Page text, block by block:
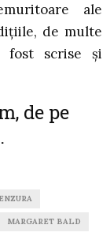
ale
de multe
scrise şi
de pe
.
MARGARET BALD